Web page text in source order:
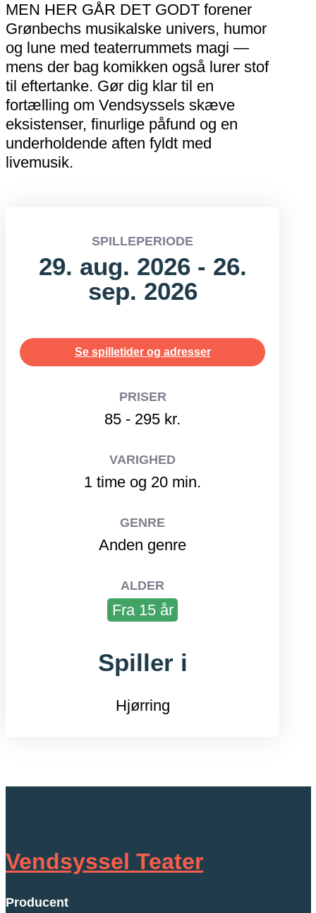
MEN HER GÅR DET GODT forener
Grønbechs musikalske univers, humor
og lune med teaterrummets magi —
mens der bag komikken også lurer stof
til eftertanke. Gør dig klar til en
fortælling om Vendsyssels skæve
eksistenser, finurlige påfund og en
underholdende aften fyldt med
livemusik.
SPILLEPERIODE
29. aug. 2026 - 26.
sep. 2026
Se spilletider og adresser
PRISER
85 - 295 kr.
VARIGHED
1 time og 20 min.
GENRE
Anden genre
ALDER
Fra 15 år
Spiller i
Hjørring
Vendsyssel Teater
Producent